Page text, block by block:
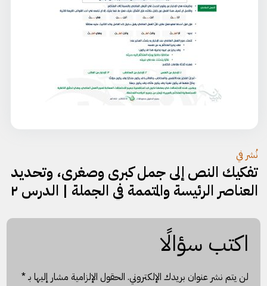
تصفّح
المقالات
نُشر في
تفكيك النص إلى جمل كبرى وصغرى، وتحديد
العناصر الرئيسة والمتممة في الجملة | الدرس ٢
اكتب سؤالًا
لن يتم نشر عنوان بريدك الإلكتروني. الحقول الإلزامية مشار إليها بـ*